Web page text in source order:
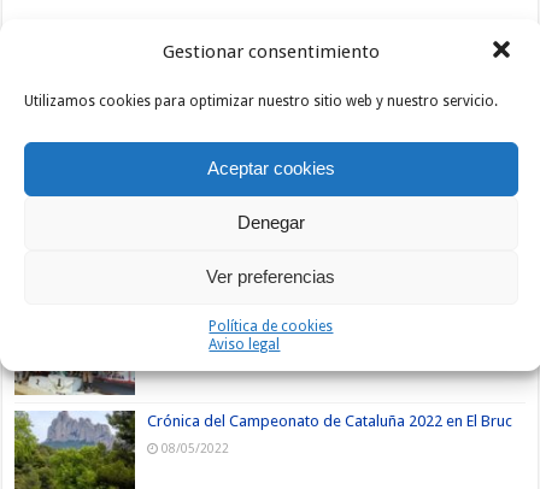
Gestionar consentimiento
Utilizamos cookies para optimizar nuestro sitio web y nuestro servicio.
Aceptar cookies
Denegar
Ver preferencias
Política de cookies
Aviso legal
Comentarios Etiquetas
Mario Villasevil vence en El Escorial
Sprint masivo en Fuencaliente
08/05/2022
Crónica del Campeonato de Cataluña 2022 en El Bruc
08/05/2022